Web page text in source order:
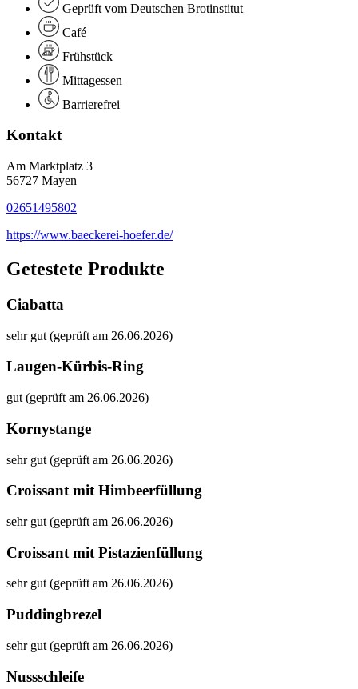
Geprüft vom Deutschen Brotinstitut
Café
Frühstück
Mittagessen
Barrierefrei
Kontakt
Am Marktplatz 3
56727 Mayen
02651495802
https://www.baeckerei-hoefer.de/
Getestete Produkte
Ciabatta
sehr gut (geprüft am 26.06.2026)
Laugen-Kürbis-Ring
gut (geprüft am 26.06.2026)
Kornystange
sehr gut (geprüft am 26.06.2026)
Croissant mit Himbeerfüllung
sehr gut (geprüft am 26.06.2026)
Croissant mit Pistazienfüllung
sehr gut (geprüft am 26.06.2026)
Puddingbrezel
sehr gut (geprüft am 26.06.2026)
Nussschleife